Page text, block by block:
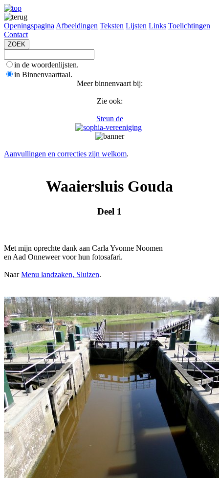
Openingspagina Afbeeldingen Teksten Lijsten Links Toelichtingen
Contact
in de woordenlijsten.
in Binnenvaarttaal.
Meer binnenvaart bij:
Zie ook:
Steun de
Aanvullingen en correcties zijn welkom.
Waaiersluis Gouda
Deel 1
Met mijn oprechte dank aan Carla Yvonne Noomen
en Aad Onneweer voor hun fotosafari.
NaarMenu landzaken, Sluizen.